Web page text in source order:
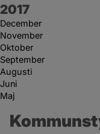
År:
2017
December
November
Oktober
September
Augusti
Juni
Maj